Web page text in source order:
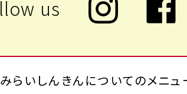
みらいしんきんについてのメニュ